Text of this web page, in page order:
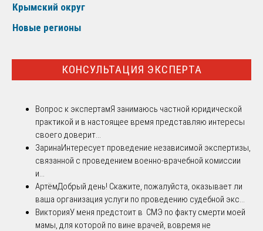
Крымский округ
Новые регионы
КОНСУЛЬТАЦИЯ ЭКСПЕРТА
Вопрос к экспертамЯ занимаюсь частной юридической
практикой и в настоящее время представляю интересы
своего доверит...
ЗаринаИнтересует проведение независимой экспертизы,
связанной с проведением военно-врачебной комиссии
и...
АртёмДобрый день! Скажите, пожалуйста, оказывает ли
ваша организация услуги по проведению судебной экс...
ВикторияУ меня предстоит в СМЭ по факту смерти моей
мамы, для которой по вине врачей, вовремя не